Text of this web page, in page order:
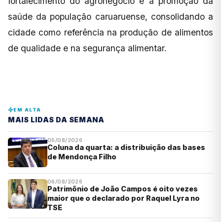
saúde da população caruaruense, consolidando a
cidade como referência na produção de alimentos
de qualidade e na segurança alimentar.
EM ALTA
MAIS LIDAS DA SEMANA
05/08/2026
Coluna da quarta: a distribuição das bases
de Mendonça Filho
06/08/2026
Patrimônio de João Campos é oito vezes
maior que o declarado por Raquel Lyra no
TSE